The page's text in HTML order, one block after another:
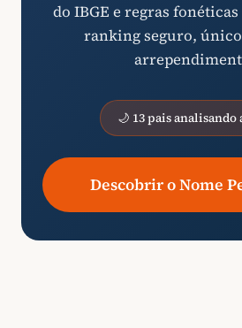
do IBGE e regras
ranking seguro,
🌙 13 pais analisando
Descobrir o Nome